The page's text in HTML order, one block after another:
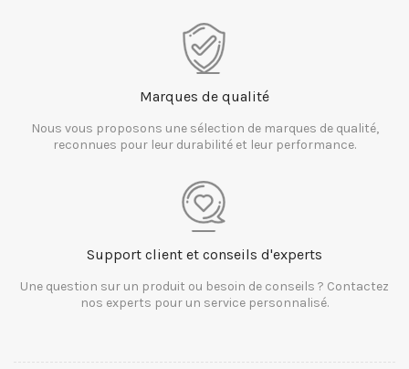
Marques de qualité
Nous vous proposons une sélection de marques de qualité,
reconnues pour leur durabilité et leur performance.
Support client et conseils d'experts
Une question sur un produit ou besoin de conseils ? Contactez
nos experts pour un service personnalisé.